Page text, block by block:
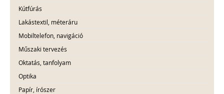
Kútfúrás
Lakástextil, méteráru
Mobiltelefon, navigáció
Műszaki tervezés
Oktatás, tanfolyam
Optika
Papír, írószer